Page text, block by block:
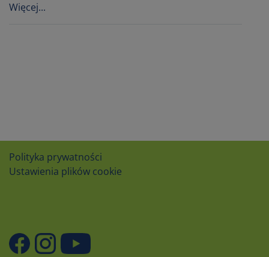
Więcej...
Polityka prywatności
Ustawienia plików cookie